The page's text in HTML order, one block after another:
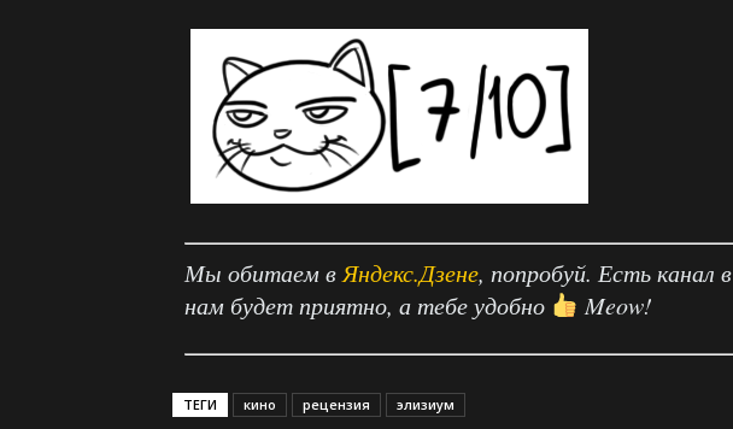
Мы обитаем в Яндекс.Дзене, попробуй. Есть канал в
нам будет приятно, а тебе удобно
Meow!
ТЕГИ кино рецензия элизиум